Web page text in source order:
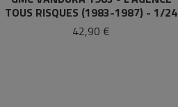
TOUS RISQUES (1983-1987) - 1/24
42,90 €